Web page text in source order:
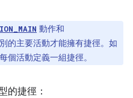
動作和
的主要活動才能擁有捷徑。如
個活動定義一組捷徑。
的捷徑：